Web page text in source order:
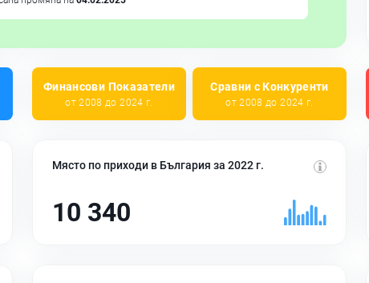
Финансови Показатели
от 2008 до 2024 г.
Сравни с Конкуренти
от 2008 до 2024 г.
Място по приходи в България за 2022 г.
10 340